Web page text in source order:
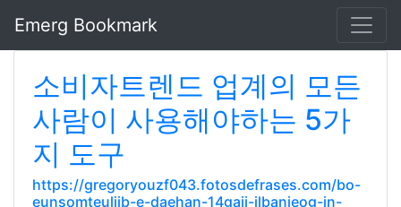
Emerg Bookmark
소비자트렌드 업계의 모든
사람이 사용해야하는 5가
지 도구
https://gregoryouzf043.fotosdefrases.com/bo-
eunsomteuljib-e-daehan-14gaji-ilbanjeog-in-